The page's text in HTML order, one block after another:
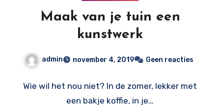
Maak van je tuin een
kunstwerk
admin november 4, 2019 Geen reacties
Wie wil het nou niet? In de zomer, lekker met
een bakje koffie, in je…